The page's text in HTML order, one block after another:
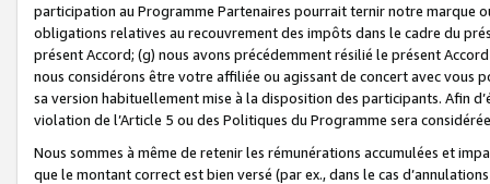
participation au Programme Partenaires pourrait ternir notre marque
obligations relatives au recouvrement des impôts dans le cadre du
présent Accord; (g) nous avons précédemment résilié le présent
nous considérons être votre affiliée ou agissant de concert avec vous
sa version habituellement mise à la disposition des participants. Afin
violation de l’Article 5 ou des Politiques du Programme sera
Nous sommes à même de retenir les rémunérations accumulées et
que le montant correct est bien versé (par ex., dans le cas